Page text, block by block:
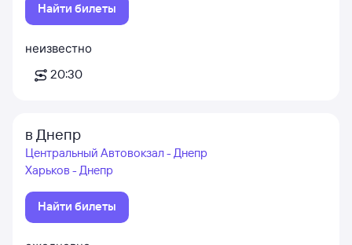
Найти билеты
неизвестно
20:30
в Днепр
Центральный Автовокзал - Днепр
Харьков - Днепр
Найти билеты